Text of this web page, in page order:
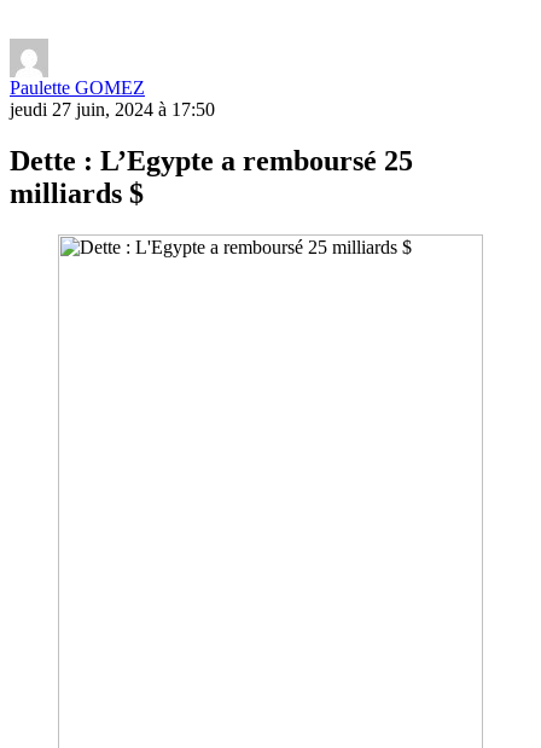
Paulette GOMEZ
jeudi 27 juin, 2024 à 17:50
Dette : L’Egypte a remboursé 25
milliards $